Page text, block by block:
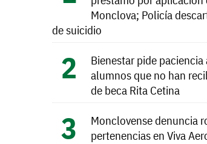
Monclova; Policía
de suicidio
Bienestar pide paciencia
alumnos que no han
de beca Rita Cetina
Monclovense denuncia
pertenencias en Viva